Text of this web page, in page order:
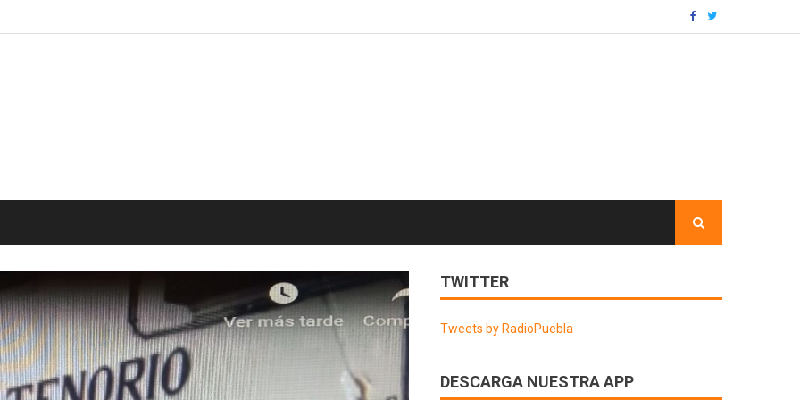
TWITTER
Tweets by RadioPuebla
DESCARGA NUESTRA APP